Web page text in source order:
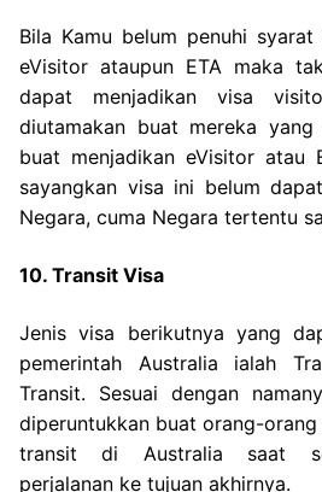
Bila Kamu belum penuhi
eVisitor ataupun ETA maka
dapat menjadikan visa
diutamakan buat mereka
buat menjadikan eVisitor atau
sayangkan visa ini belum
Negara, cuma Negara tertentu
10. Transit Visa
Jenis visa berikutnya yang
pemerintah Australia ialah
Transit. Sesuai dengan
diperuntukkan buat orang-
transit di Australia saat
perjalanan ke tujuan akhirnya.